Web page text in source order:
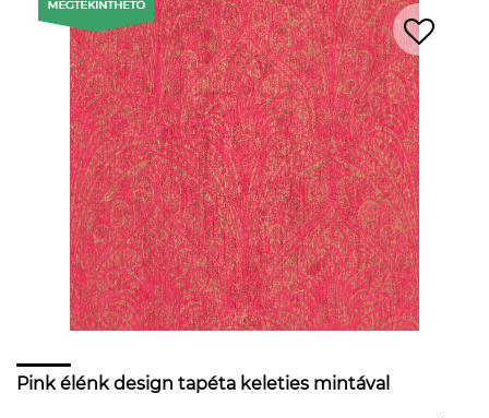
Pink élénk design tapéta keleties mintával